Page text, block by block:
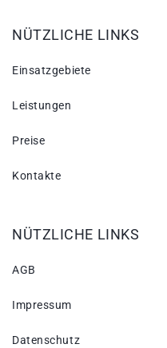
NÜTZLICHE LINKS
Einsatzgebiete
Leistungen
Preise
Kontakte
NÜTZLICHE LINKS
AGB
Impressum
Datenschutz